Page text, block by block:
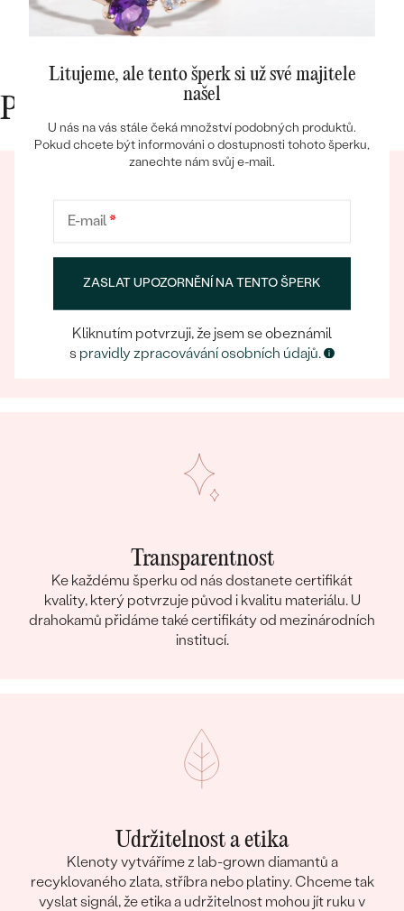
Bestsellery
Proč nakupovat v Eppi
na náš tým, který se postará o to, aby už samotný
výběr šperku byl eppickým zážitkem.
Transparentnost
Ke každému šperku od nás dostanete certifikát
kvality, který potvrzuje původ i kvalitu materiálu. U
drahokamů přidáme také certifikáty od mezinárodních
institucí.
Udržitelnost a etika
Klenoty vytváříme z lab-grown diamantů a
recyklovaného zlata, stříbra nebo platiny. Chceme tak
vyslat signál, že etika a udržitelnost mohou jít ruku v
Litujeme, ale tento šperk si už své majitele
našel
U nás na vás stále čeká množství podobných produktů.
Pokud chcete být informováni o dostupnosti tohoto šperku,
zanechte nám svůj e-mail.
E-mail*
ZASLAT UPOZORNĚNÍ NA TENTO ŠPERK
Kliknutím potvrzuji, že jsem se obeznámil
s pravidly zpracovávání osobních údajů.